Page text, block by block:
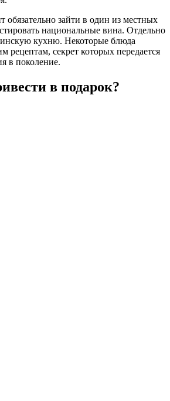
обязательно зайти в один из местных
национальные вина. Отдельно
кухню. Некоторые блюда
рецептам, секрет которых передается
в поколение.
в подарок?